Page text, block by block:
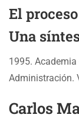
El
Una
1995.
Administración.
Carlos